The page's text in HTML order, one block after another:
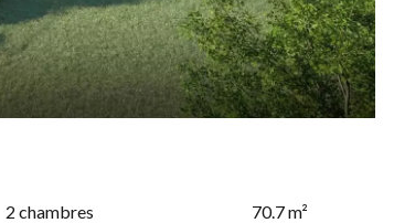
2 chambres 70.7 m²